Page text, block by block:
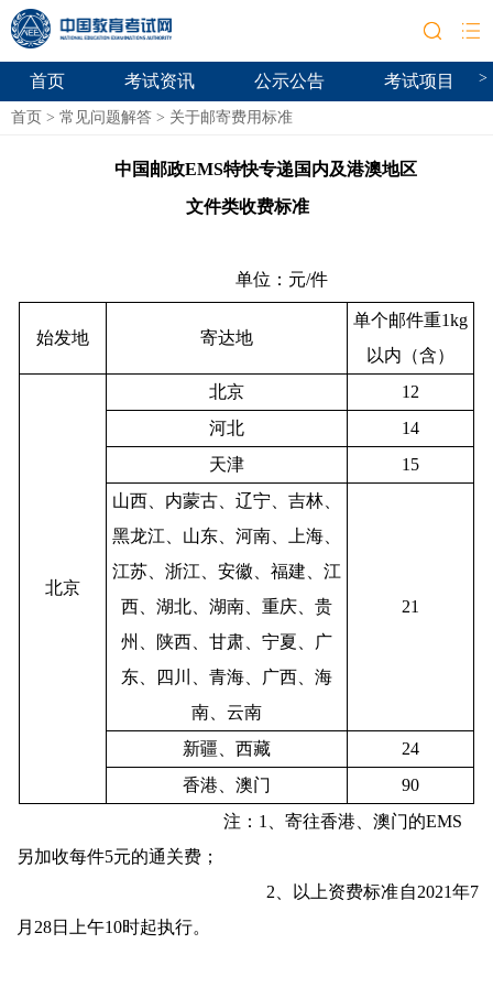
首页 考试资讯 公示公告 考试项目 >
首页 > 常见问题解答 > 关于邮寄费用标准
中国邮政EMS特快专递国内及港澳地区
文件类收费标准
单位：元/件
始发地 寄达地
单个邮件重1kg
以内（含）
北京
北京 12
河北 14
天津 15
山西、内蒙古、辽宁、吉林、
黑龙江、山东、河南、上海、
江苏、浙江、安徽、福建、江
西、湖北、湖南、重庆、贵
州、陕西、甘肃、宁夏、广
东、四川、青海、广西、海
南、云南
21
新疆、西藏 24
香港、澳门 90
注：1、寄往香港、澳门的EMS
另加收每件5元的通关费；
2、以上资费标准自2021年7
月28日上午10时起执行。